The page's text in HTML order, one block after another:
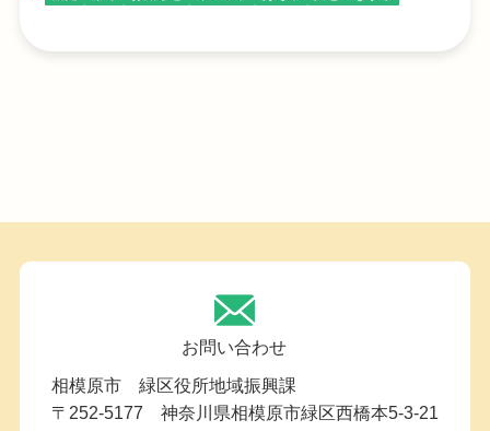
お問い合わせ
相模原市 緑区役所地域振興課
〒252-5177 神奈川県相模原市緑区西橋本5-3-21